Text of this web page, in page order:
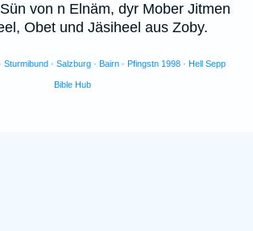
von n Elnäm, dyr Mober Jitmen
Obet und Jäsiheel aus Zoby.
Sturmibund · Salzburg · Bairn · Pfingstn 1998 · Hell Sepp
Bible Hub